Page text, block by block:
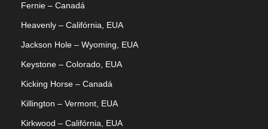
Fernie – Canadá
Heavenly – Califórnia, EUA
Jackson Hole – Wyoming, EUA
Keystone – Colorado, EUA
Kicking Horse – Canadá
Killington – Vermont, EUA
Kirkwood – Califórnia, EUA